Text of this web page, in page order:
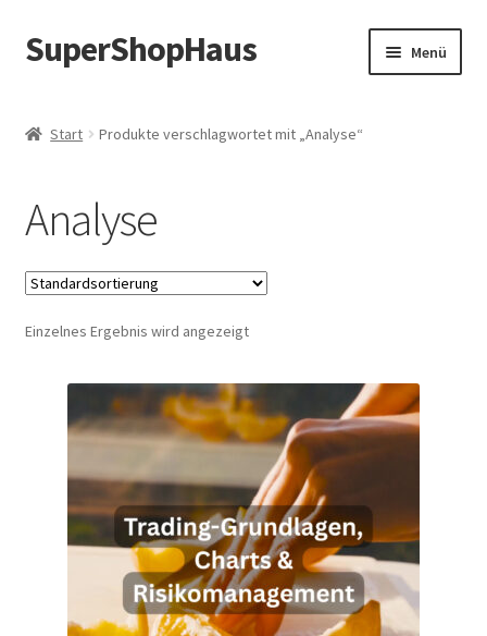
Zur
Navigation
Zum
Inhalt
SuperShopHaus Menü
Start Produkte verschlagwortet mit „Analyse“
Analyse
Einzelnes Ergebnis wird angezeigt